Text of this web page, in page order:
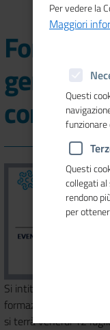
generali
Si intitola "Crisi
formazione dei
si terrà venerdì 12
Per vedere la
Maggiori
Questi
Questi
collegati
rendono
per